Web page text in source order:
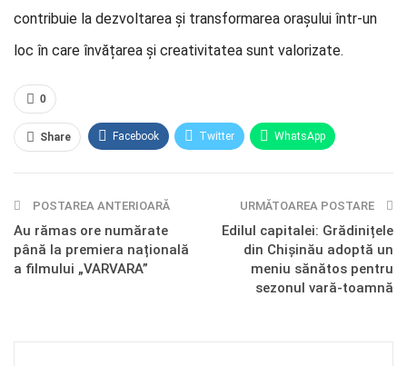
contribuie la dezvoltarea și transformarea orașului într-un
loc în care învățarea și creativitatea sunt valorizate.
0
Share Facebook Twitter WhatsApp
Telegram OK.ru
POSTAREA ANTERIOARĂ
Au rămas ore numărate
până la premiera națională
a filmului „VARVARA”
URMĂTOAREA POSTARE
Edilul capitalei: Grădinițele
din Chișinău adoptă un
meniu sănătos pentru
sezonul vară-toamnă